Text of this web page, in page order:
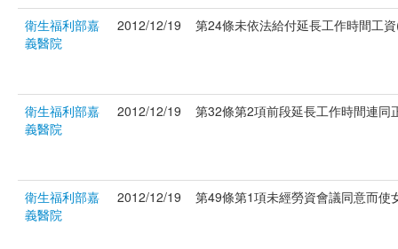
衛生福利部嘉
義醫院
2012/12/19 第24條未依法給付延長工作時間工
衛生福利部嘉
義醫院
2012/12/19 第32條第2項前段延長工作時間連
衛生福利部嘉
義醫院
2012/12/19 第49條第1項未經勞資會議同意而